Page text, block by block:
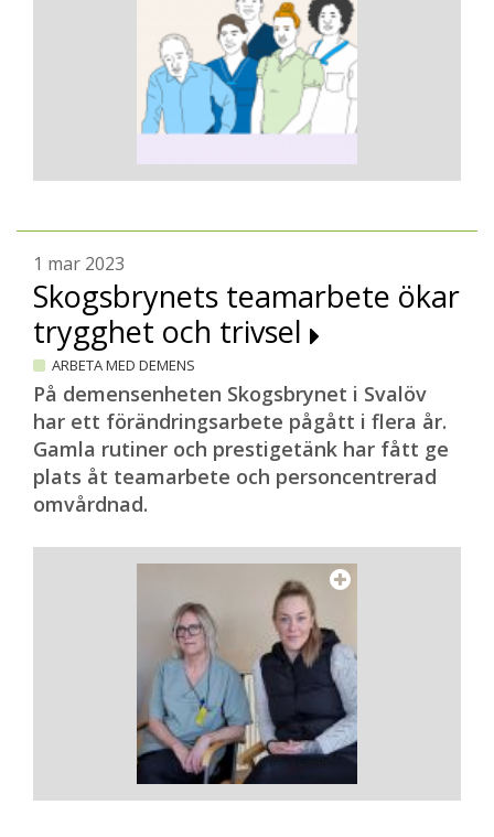
1 mar 2023
Skogsbrynets teamarbete ökar
trygghet och trivsel
ARBETA MED DEMENS
På demensenheten Skogsbrynet i Svalöv
har ett förändringsarbete pågått i flera år.
Gamla rutiner och prestigetänk har fått ge
plats åt teamarbete och personcentrerad
omvårdnad.